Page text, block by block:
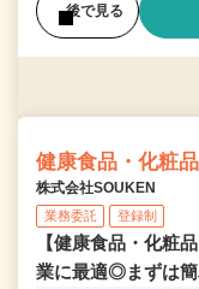
後で見る
健康食品・化粧
株式会社SOUKEN
業務委託 登録制
【健康食品・化粧
業に最適◎まずは簡